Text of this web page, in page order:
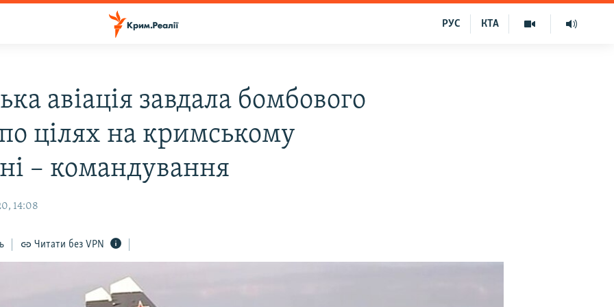
КТА
РУС
авіація завдала бомбового
цілях на кримському
– командування
14:08
Читати без VPN